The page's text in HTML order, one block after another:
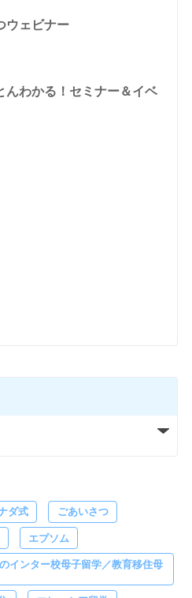
ウェビナー
んわかる！セミナー＆イベ
ダ式 ごあいさつ
エプソム
インター校母子留学／教育移住母